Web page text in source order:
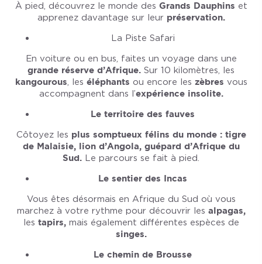
À pied, découvrez le monde des Grands Dauphins et
apprenez davantage sur leur préservation.
La Piste Safari
En voiture ou en bus, faites un voyage dans une
grande réserve d’Afrique. Sur 10 kilomètres, les
kangourous, les éléphants ou encore les zèbres vous
accompagnent dans l’expérience insolite.
Le territoire des fauves
Côtoyez les plus somptueux félins du monde : tigre
de Malaisie, lion d’Angola, guépard d’Afrique du
Sud. Le parcours se fait à pied.
Le sentier des Incas
Vous êtes désormais en Afrique du Sud où vous
marchez à votre rythme pour découvrir les alpagas,
les tapirs,mais également différentes espèces de
singes.
Le chemin de Brousse